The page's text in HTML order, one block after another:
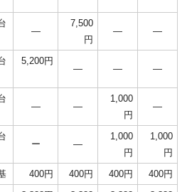
―
7,500
円
― ―
5,200円
― ― ―
― ―
1,000
円
―
ー ―
1,000
円
1,000
円
400円 400円 400円
400円